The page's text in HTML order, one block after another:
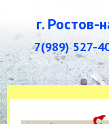
г. Ростов-
7(989) 527-